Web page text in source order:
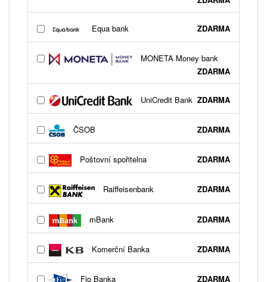
Equa bank ZDARMA
MONETA Money bank
ZDARMA
UniCredit Bank ZDARMA
ČSOB ZDARMA
Poštovní spořitelna ZDARMA
Raiffeisenbank ZDARMA
mBank ZDARMA
Komerční Banka ZDARMA
Fio Banka ZDARMA